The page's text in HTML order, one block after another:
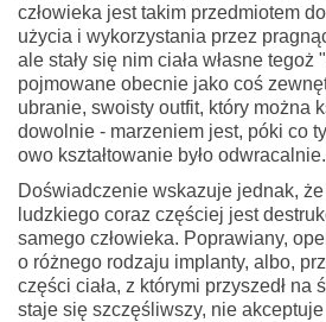
człowieka jest takim przedmiotem
użycia i wykorzystania przez
ale stały się nim ciała własne
pojmowane obecnie jako coś
ubranie, swoisty outfit, który można
dowolnie - marzeniem jest, póki co
owo kształtowanie było odwracalnie.
Doświadczenie wskazuje jednak,
ludzkiego coraz częściej jest
samego człowieka. Poprawiany,
o różnego rodzaju implanty, albo,
części ciała, z którymi przyszedł na
staje się szczęśliwszy, nie